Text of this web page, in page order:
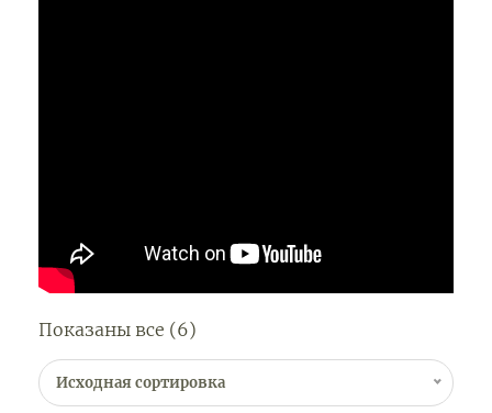
Показаны все (6)
Исходная сортировка